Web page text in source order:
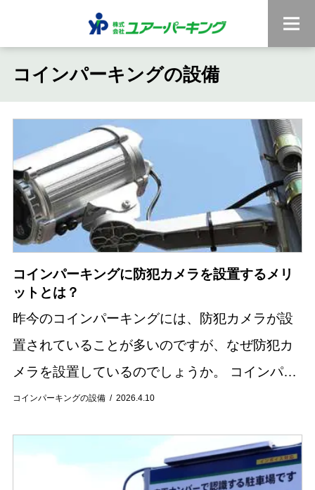
コインパーキングの設備
コインパーキングの設備 2026.4.10
コインパーキングに防犯カメラを設置するメリ
ットとは？
昨今のコインパーキングには、防犯カメラが設
置されていることが多いのですが、なぜ防犯カ
メラを設置しているのでしょうか。 コインパー
キング経営は、費用や労力の面で負担が少なく
めていま...